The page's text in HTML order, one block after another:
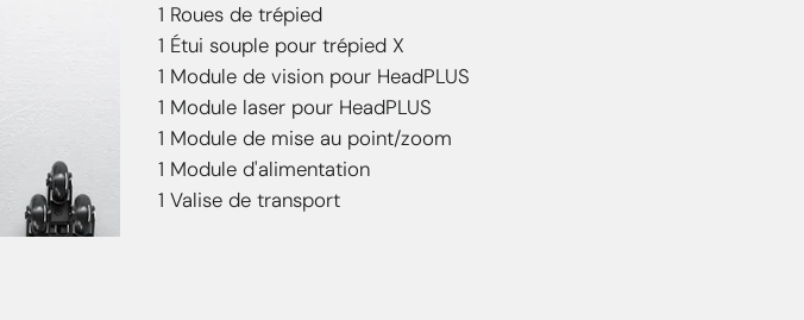
1 Roues de trépied
1 Étui souple pour trépied X
1 Module de vision pour HeadPLUS
1 Module laser pour HeadPLUS
1 Module de mise au point/zoom
1 Module d'alimentation
1 Valise de transport